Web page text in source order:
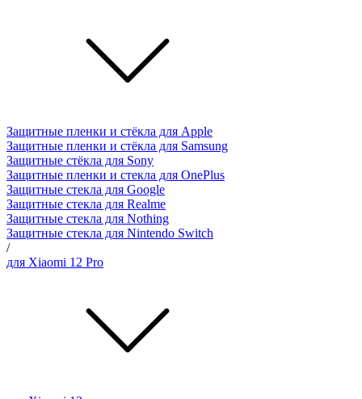
Защитные пленки и стёкла для Apple
Защитные пленки и стёкла для Samsung
Защитные стёкла для Sony
Защитные пленки и стекла для OnePlus
Защитные стекла для Google
Защитные стекла для Realme
Защитные стекла для Nothing
Защитные стекла для Nintendo Switch
/
для Xiaomi 12 Pro